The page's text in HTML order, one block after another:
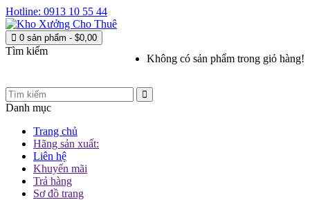
Hotline: 0913 10 55 44
0 sản phẩm - $0,00
Không có sản phẩm trong giỏ hàng!
Tìm kiếm
Danh mục
Trang chủ
Hãng sản xuất:
Liên hệ
Khuyến mãi
Trả hàng
Sơ đồ trang